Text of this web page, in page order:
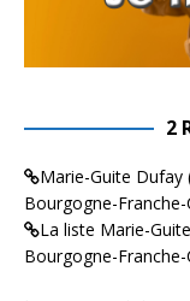
2
Marie-Guite Dufay
Bourgogne-
La liste Marie-
Bourgogne-